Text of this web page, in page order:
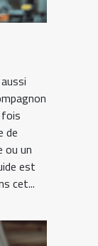
de
ou un
est
cet...